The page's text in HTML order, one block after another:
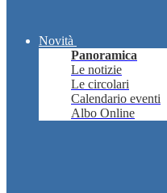
Novità
Panoramica
Le notizie
Le circolari
Calendario eventi
Albo Online